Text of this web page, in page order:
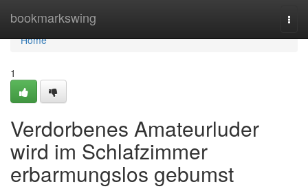
bookmarkswing
Home
Home
1
Verdorbenes Amateurluder
wird im Schlafzimmer
erbarmungslos gebumst